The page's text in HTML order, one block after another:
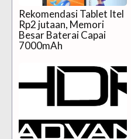
Rekomendasi Tablet Itel
Rp2 jutaan, Memori
Besar Baterai Capai
7000mAh